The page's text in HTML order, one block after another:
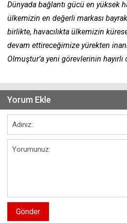
Dünyada bağlantı gücü en yüksek
ülkemizin en değerli markası bayrak
birlikte, havacılıkta ülkemizin
devam ettireceğimize yürekten
Olmuştur’a yeni görevlerinin hayırlı
Yorum Ekle
Gönder